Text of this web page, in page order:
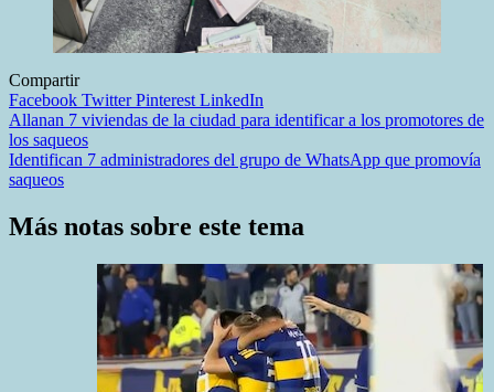
Compartir
Facebook TwitterPinterest LinkedIn
Navegación
de
entradas
Allanan 7 viviendas de la ciudad para identificar a los promotores de
los saqueos
Identifican 7 administradores del grupo de WhatsApp que promovía
saqueos
Más notas sobre este tema